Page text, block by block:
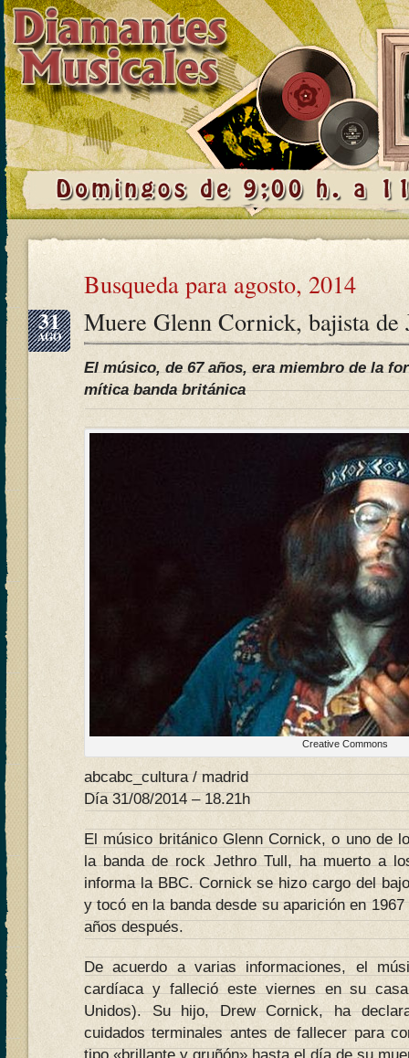
Busqueda para agosto, 2014
31
AGO Muere Glenn Cornick, bajista de
El músico, de 67 años, era miembro de la
mítica banda británica
Creative Commons
abcabc_cultura / madrid
Día 31/08/2014 – 18.21h
El músico británico Glenn Cornick, o uno de
la banda de rock Jethro Tull, ha muerto a
informa la BBC. Cornick se hizo cargo del
y tocó en la banda desde su aparición en
años después.
De acuerdo a varias informaciones, el
cardíaca y falleció este viernes en su
Unidos). Su hijo, Drew Cornick, ha
cuidados terminales antes de fallecer para